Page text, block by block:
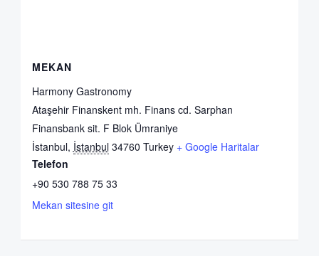
MEKAN
Harmony Gastronomy
Ataşehir Finanskent mh. Finans cd. Sarphan
Finansbank sit. F Blok Ümraniye
İstanbul, İstanbul 34760 Turkey + Google Haritalar
Telefon
+90 530 788 75 33
Mekan sitesine git